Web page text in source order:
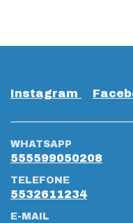
Instagram
WHATSAPP
555599050208
TELEFONE
5532611234
E-MAIL